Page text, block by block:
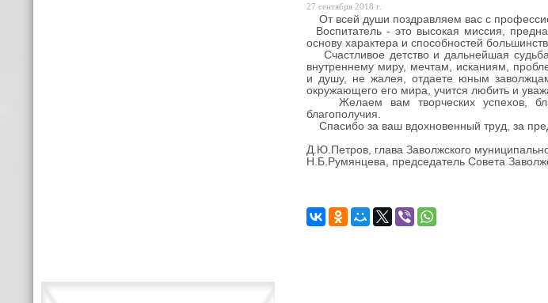
27 сентября 2018 г.
От всей души поздравляем вас с
Воспитатель - это высокая миссия,
основу характера и способностей
Счастливое детство и дальнейшая
внутреннему миру, мечтам, исканиям,
и душу, не жалея, отдаете юным
окружающего его мира, учится любить и
Желаем вам творческих успехов,
благополучия.
Спасибо за ваш вдохновенный труд, за
Д.Ю.Петров, глава Заволжского
Н.Б.Румянцева, председатель Совета